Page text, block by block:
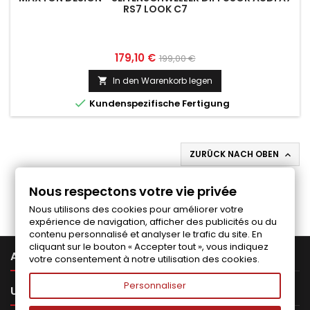
RS7 LOOK C7
Preis
179,10 € Normaler
Preis
199,00 €
 In den Warenkorb legen
 Kundenspezifische Fertigung
ZURÜCK NACH OBEN 
Folgen Sie uns auf Facebook
ARTIKEL
UNTERNEHMEN
Nous respectons votre vie privée
Nous utilisons des cookies pour améliorer votre
expérience de navigation, afficher des publicités ou du
contenu personnalisé et analyser le trafic du site. En
cliquant sur le bouton « Accepter tout », vous indiquez
votre consentement à notre utilisation des cookies.
Personnaliser